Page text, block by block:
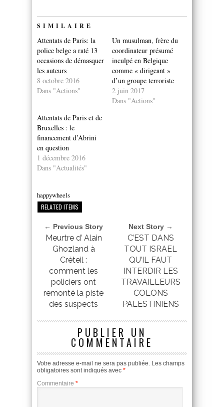
SIMILAIRE
Attentats de Paris: la
police belge a raté 13
occasions de démasquer
les auteurs
8 octobre 2016
Dans "Actions"
Un musulman, frère du
coordinateur présumé
inculpé en Belgique
comme « dirigeant »
d’un groupe terroriste
2 juin 2017
Dans "Actions"
Attentats de Paris et de
Bruxelles : le
financement d’Abrini
en question
1 décembre 2016
Dans "Actualités"
happywheels
RELATED ITEMS
← Previous Story
Meurtre d’ Alain
Ghozland à
Créteil :
comment les
policiers ont
remonté la piste
des suspects
Next Story →
C’EST DANS
TOUT ISRAEL
QU’IL FAUT
INTERDIR LES
TRAVAILLEURS
COLONS
PALESTINIENS
PUBLIER UN
COMMENTAIRE
Votre adresse e-mail ne sera pas publiée. Les champs
obligatoires sont indiqués avec *
Commentaire *